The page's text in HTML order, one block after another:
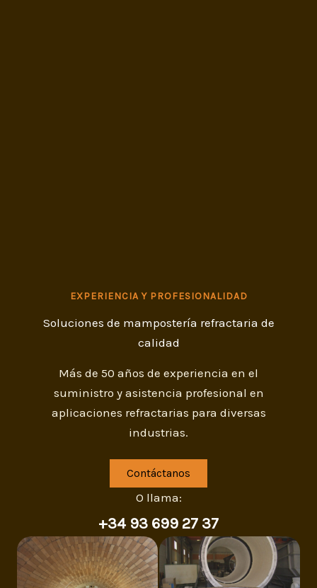
EXPERIENCIA Y PROFESIONALIDAD
Soluciones de mampostería refractaria de
calidad
Más de 50 años de experiencia en el
suministro y asistencia profesional en
aplicaciones refractarias para diversas
industrias.
Contáctanos
O llama:
+34 93 699 27 37